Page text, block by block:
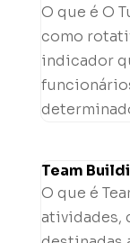
O que é O
como
indicador
Team
O que é
atividades,